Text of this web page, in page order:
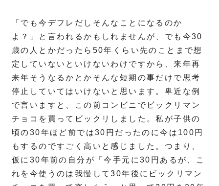
「でも今デフレだしそんなことになるのか
よ？」と言われるかもしれませんが、でも今30
歳の人とかだったら50年くらい先のことまで想
定していないといけないわけですから、来年再
来年そうなるかとかそんな短期の事だけで思考
停止していてはいけないと思います。卑近な例
で言いますと、この前コンビニでビックリマン
チョコを買ってビックリしました。私が子供の
頃の30年ほど前では30円だったのに今は100円
もするのですごく高いと感じました。つまり、
仮に30年前の自分が「今手元に30円あるが、こ
れを今使うのは我慢して30年後にビックリマン